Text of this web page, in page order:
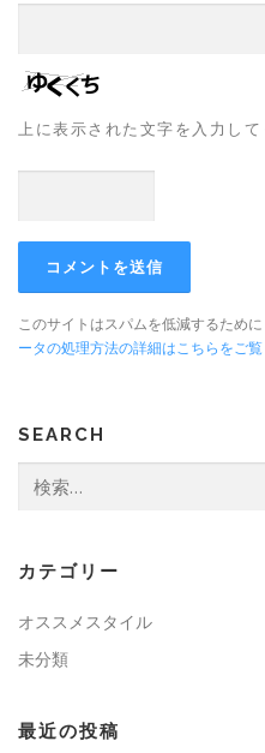
上に表示された文字を入力して
このサイトはスパムを低減するため
ータの処理方法の詳細はこちらをご
SEARCH
索:
カテゴリー
オススメスタイル
未分類
最近の投稿